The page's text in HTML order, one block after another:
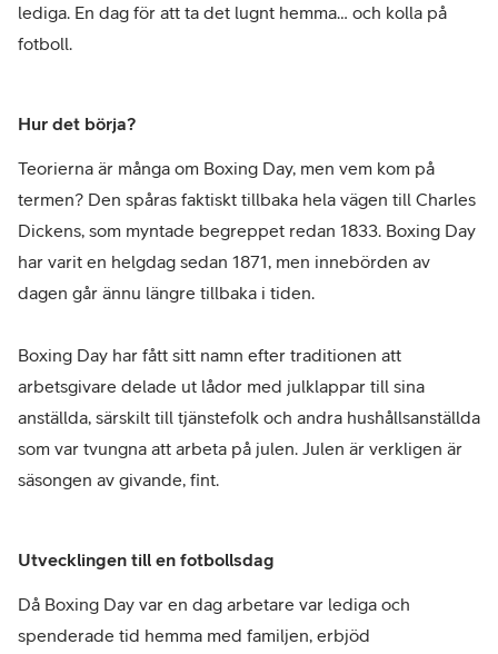
lediga. En dag för att ta det lugnt hemma… och kolla på
fotboll.
Hur det börja?
Teorierna är många om Boxing Day, men vem kom på
termen? Den spåras faktiskt tillbaka hela vägen till Charles
Dickens, som myntade begreppet redan 1833. Boxing Day
har varit en helgdag sedan 1871, men innebörden av
dagen går ännu längre tillbaka i tiden.
Boxing Day har fått sitt namn efter traditionen att
arbetsgivare delade ut lådor med julklappar till sina
anställda, särskilt till tjänstefolk och andra hushållsanställda
som var tvungna att arbeta på julen. Julen är verkligen är
säsongen av givande, fint.
Utvecklingen till en fotbollsdag
Då Boxing Day var en dag arbetare var lediga och
spenderade tid hemma med familjen, erbjöd